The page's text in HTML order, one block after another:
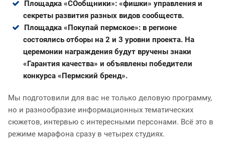
Площадка «СОобщники»: «фишки» управления и
секреты развития разных видов сообществ.
Площадка «Покупай пермское»: в регионе
состоялись отборы на 2 и 3 уровни проекта. На
церемонии награждения будут вручены знаки
«Гарантия качества» и объявлены победители
конкурса «Пермский бренд».
Мы подготовили для вас не только деловую программу,
но и разнообразие информационных тематических
сюжетов, интервью с интересными персонами. Всё это в
режиме марафона сразу в четырех студиях.